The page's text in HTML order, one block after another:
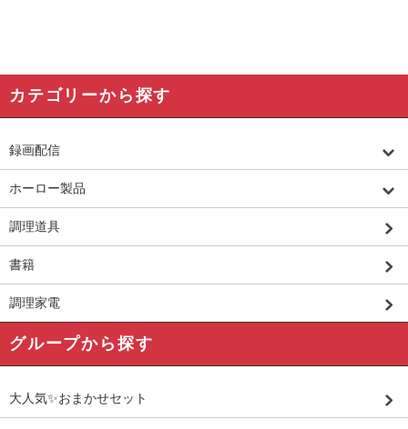
カテゴリーから探す
録画配信
ホーロー製品
調理道具
書籍
調理家電
グループから探す
大人気✨おまかせセット